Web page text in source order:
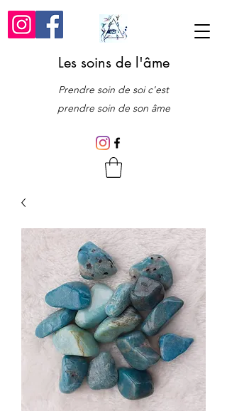
Les soins de l'âme
Prendre soin de soi c'est
prendre soin de son âme